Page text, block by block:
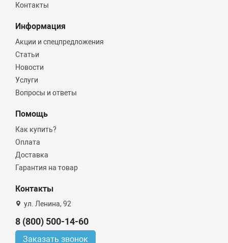
Контакты
Информация
Акции и спецпредложения
Статьи
Новости
Услуги
Вопросы и ответы
Помощь
Как купить?
Оплата
Доставка
Гарантия на товар
Контакты
ул. Ленина, 92
8 (800) 500-14-60
Заказать звонок